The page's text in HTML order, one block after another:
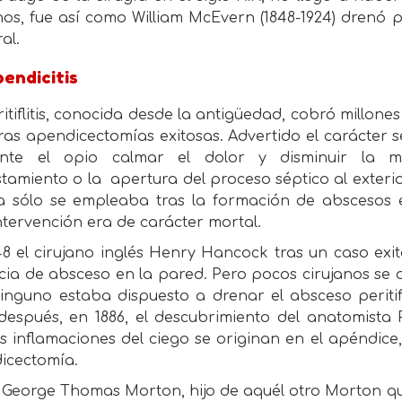
fue así como William McEvern (1848-1924)
conocida desde la antigüedad, cobró
apendicectomías exitosas. Advertido el carácter
el opio calmar el dolor y disminuir la
o la
apertura del proceso séptico al
sólo se empleaba tras la formación de
era de carácter mortal.
el cirujano inglés Henry Hancock tras un caso
de absceso en la pared. Pero pocos cirujanos
estaba dispuesto a drenar el absceso
en 1886, el descubrimiento del
inflamaciones del ciego se originan en el
Thomas Morton, hijo de aquél otro Morton